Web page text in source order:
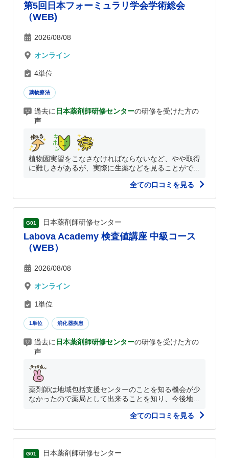
第5回日本フォーミュラリ学会学術総会
（WEB)
2026/08/08
オンライン
4単位
薬物療法
過去に 日本薬剤師研修センターの研修を受けた方の
声
植物園実習をこなさなければならないなど、やや取得
に難しさがあるが、実際に生薬などを見ることがで...
全ての口コミを見る
G01 日本薬剤師研修センター
Labova Academy 検査値講座 中級コース
（WEB）
2026/08/08
オンライン
1単位
1単位 消化器疾患
過去に 日本薬剤師研修センターの研修を受けた方の
声
薬剤師は地域包括支援センターのことを知る機会が少
なかったので薬局として出来ることを知り、今後地...
全ての口コミを見る
G01 日本薬剤師研修センター